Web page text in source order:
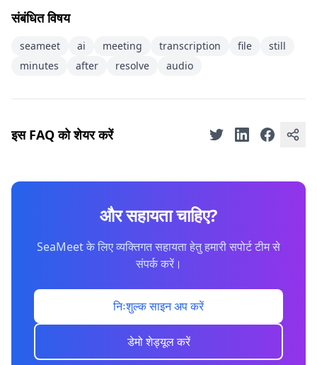
संबंधित विषय
seameet ai meeting transcription file
still
minutes
after resolve audio
इस FAQ को शेयर करें
और सहायता चाहिए?
SeaMeet के लिए व्यक्तिगत सहायता हेतु हमारी सपोर्ट टीम से
संपर्क करें।
निःशुल्क साइन अप करें
डेमो शेड्यूल करें